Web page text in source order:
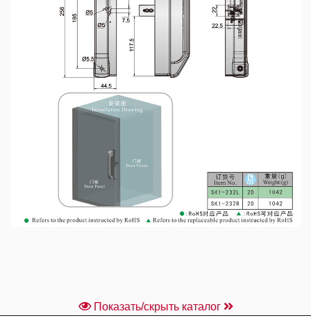
Показать/скрыть каталог